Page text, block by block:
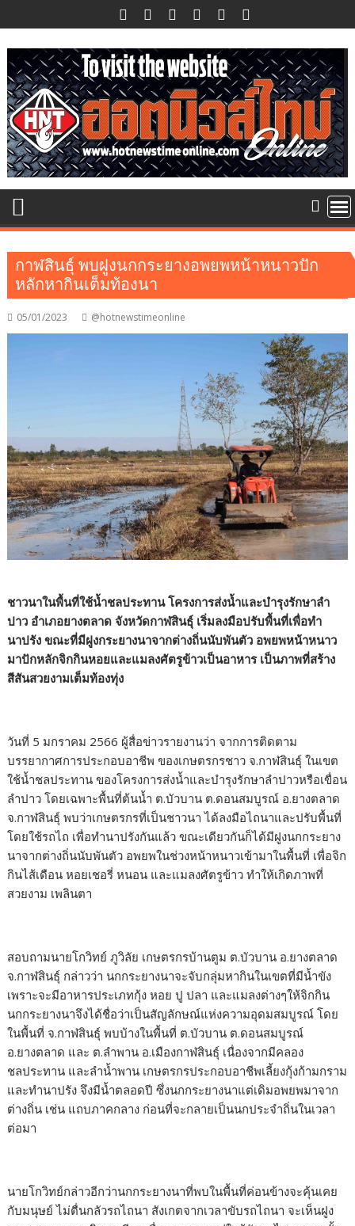
to
content
กาฬสินธุ์ พบฝูงนกกระยางอพยพหน้าหนาวปัก
หลักหากินเต็มท้องนา
05/01/2023 @hotnewstimeonline
ชาวนาในพื้นที่ใช้น้ำชลประทาน โครงการส่งน้ำและบำรุงรักษาลำ
ปาว อำเภอยางตลาด จังหวัดกาฬสินธุ์ เริ่มลงมือปรับพื้นที่เพื่อทำ
นาปรัง ขณะที่มีฝูงกระยางนาจากต่างถิ่นนับพันตัว อพยพหน้าหนาว
มาปักหลักจิกกินหอยและแมลงศัตรูข้าวเป็นอาหาร เป็นภาพที่สร้าง
สีสันสวยงามเต็มท้องทุ่ง
วันที่ 5 มกราคม 2566 ผู้สื่อข่าวรายงานว่า จากการติดตาม
บรรยากาศการประกอบอาชีพ ของเกษตรกรชาว จ.กาฬสินธุ์ ในเขต
ใช้น้ำชลประทาน ของโครงการส่งน้ำและบำรุงรักษาลำปาวหรือเขื่อน
ลำปาว โดยเฉพาะพื้นที่ต้นน้ำ ต.บัวบาน ต.ดอนสมบูรณ์ อ.ยางตลาด
จ.กาฬสินธุ์ พบว่าเกษตรกรที่เป็นชาวนา ได้ลงมือไถนาและปรับพื้นที่
โดยใช้รถไถ เพื่อทำนาปรังกันแล้ว ขณะเดียวกันก็ได้มีฝูงนกกระยาง
นาจากต่างถิ่นนับพันตัว อพยพในช่วงหน้าหนาวเข้ามาในพื้นที่ เพื่อจิก
กินไส้เดือน หอยเชอรี่ หนอน และแมลงศัตรูข้าว ทำให้เกิดภาพที่
สวยงาม เพลินตา
สอบถามนายโกวิทย์ ภูวิลัย เกษตรกรบ้านตูม ต.บัวบาน อ.ยางตลาด
จ.กาฬสินธุ์ กล่าวว่า นกกระยางนาจะจับกลุ่มหากินในเขตที่มีน้ำขัง
เพราะจะมีอาหารประเภทกุ้ง หอย ปู ปลา และแมลงต่างๆให้จิกกิน
นกกระยางนาจึงได้ชื่อว่าเป็นสัญลักษณ์แห่งความอุดมสมบูรณ์ โดย
ในพื้นที่ จ.กาฬสินธุ์ พบบ้างในพื้นที่ ต.บัวบาน ต.ดอนสมบูรณ์
อ.ยางตลาด และ ต.ลำพาน อ.เมืองกาฬสินธุ์ เนื่องจากมีคลอง
ชลประทาน และลำน้ำพาน เกษตรกรประกอบอาชีพเลี้ยงกุ้งก้ามกราม
และทำนาปรัง จึงมีน้ำตลอดปี ซึ่งนกกระยางนาแต่เดิมอพยพมาจาก
ต่างถิ่น เช่น แถบภาคกลาง ก่อนที่จะกลายเป็นนกประจำถิ่นในเวลา
ต่อมา
นายโกวิทย์กล่าวอีกว่านกกระยางนาที่พบในพื้นที่ค่อนข้างจะคุ้นเคย
กับมนุษย์ ไม่ตื่นกลัวรถไถนา สังเกตจากเวลาขับรถไถนา จะเห็นฝูง